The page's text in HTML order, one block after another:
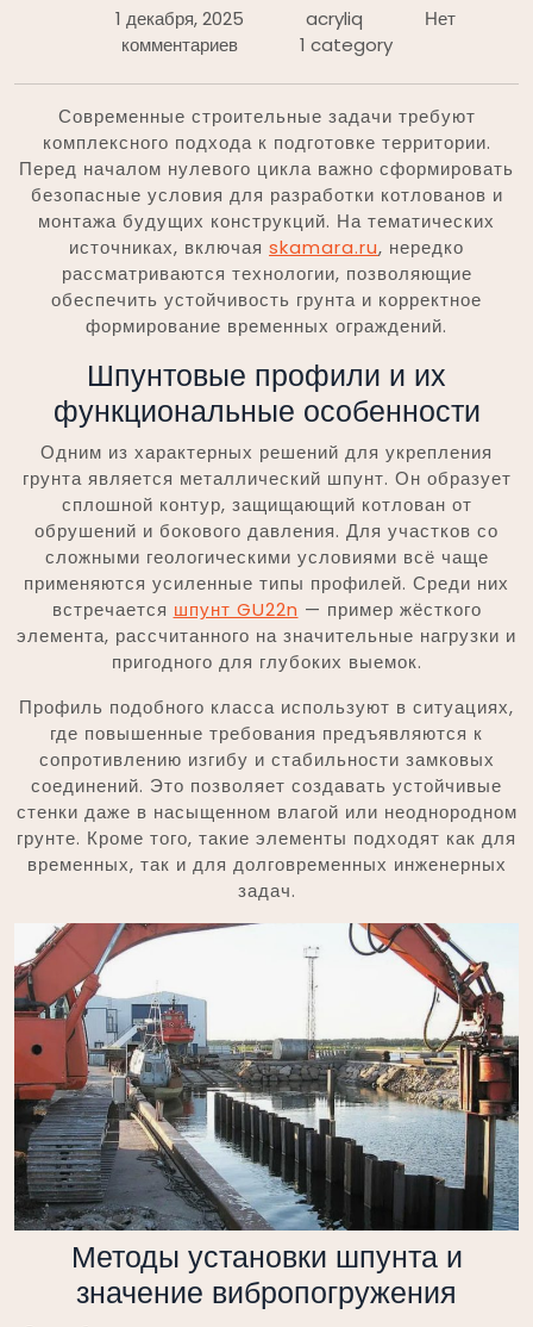
1 декабря, 2025 acryliq
Нет
комментариев
1 category
Современные строительные задачи требуют
комплексного подхода к подготовке территории.
Перед началом нулевого цикла важно сформировать
безопасные условия для разработки котлованов и
монтажа будущих конструкций. На тематических
источниках, включая skamara.ru, нередко
рассматриваются технологии, позволяющие
обеспечить устойчивость грунта и корректное
формирование временных ограждений.
Шпунтовые профили и их
функциональные особенности
Одним из характерных решений для укрепления
грунта является металлический шпунт. Он образует
сплошной контур, защищающий котлован от
обрушений и бокового давления. Для участков со
сложными геологическими условиями всё чаще
применяются усиленные типы профилей. Среди них
встречается шпунт GU22n — пример жёсткого
элемента, рассчитанного на значительные нагрузки и
пригодного для глубоких выемок.
Профиль подобного класса используют в ситуациях,
где повышенные требования предъявляются к
сопротивлению изгибу и стабильности замковых
соединений. Это позволяет создавать устойчивые
стенки даже в насыщенном влагой или неоднородном
грунте. Кроме того, такие элементы подходят как для
временных, так и для долговременных инженерных
задач.
Методы установки шпунта и
значение вибропогружения